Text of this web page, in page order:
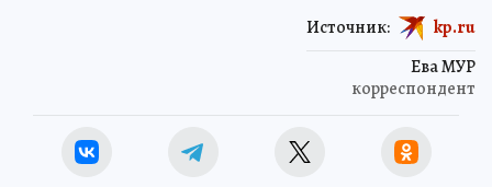
Ева МУР
корреспондент
Источник: kp.ru